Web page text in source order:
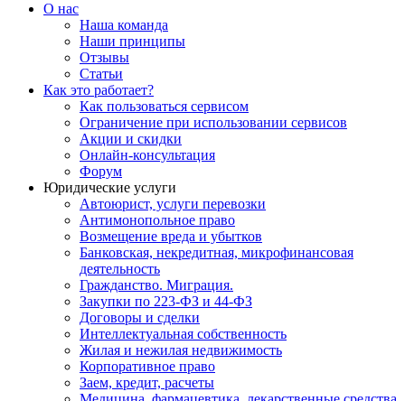
О нас
Наша команда
Наши принципы
Отзывы
Статьи
Как это работает?
Как пользоваться сервисом
Ограничение при использовании сервисов
Акции и скидки
Онлайн-консультация
Форум
Юридические услуги
Автоюрист, услуги перевозки
Антимонопольное право
Возмещение вреда и убытков
Банковская, некредитная, микрофинансовая
деятельность
Гражданство. Миграция.
Закупки по 223-ФЗ и 44-ФЗ
Договоры и сделки
Интеллектуальная собственность
Жилая и нежилая недвижимость
Корпоративное право
Заем, кредит, расчеты